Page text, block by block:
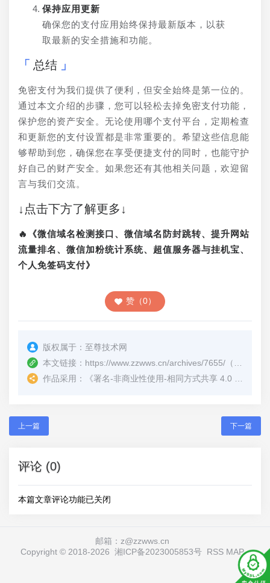
保持应用更新
确保您的支付应用始终保持最新版本，以获
取最新的安全措施和功能。
总结
免密支付为我们提供了便利，但安全始终是第一位的。
通过本文介绍的步骤，您可以轻松去掉免密支付功能，
保护您的资产安全。无论使用哪个支付平台，定期检查
和更新您的支付设置都是非常重要的。希望这些信息能
够帮助到您，确保您在享受便捷支付的同时，也能守护
好自己的财产安全。如果您还有其他相关问题，欢迎留
言与我们交流。
↓点击下方了解更多↓
🔥《微信域名检测接口、微信域名防封跳转、提升网站
流量排名、微信加粉统计系统、超值服务器与挂机宝、
个人免签码支付》
赞（0）
版权属于： 至尊技术网
本文链接： https://www.zzwws.cn/archives/7655/ （转载时请注明本文出处及文章链接）
作品采用：
《署名-非商业性使用-相同方式共享 4.0 国际 (CC BY-NC-SA 4.0)
上一篇 下一篇
评论 (0)
本篇文章评论功能已关闭
邮箱：z@zzwws.cn
Copyright © 2018-2026 湘ICP备2023005853号 RSS MAP